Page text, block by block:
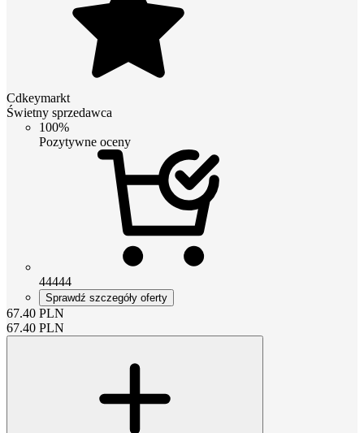
Cdkeymarkt
Świetny sprzedawca
100%
Pozytywne oceny
44444
Sprawdź szczegóły oferty
67.40 PLN
67.40 PLN